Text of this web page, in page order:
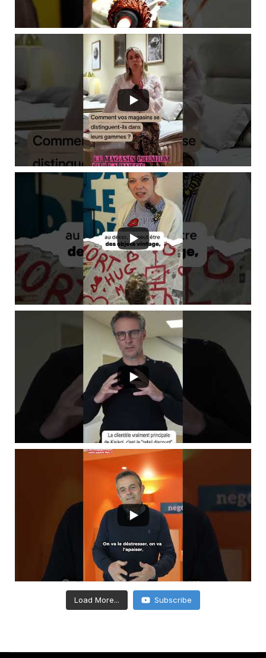
Load More... Subscribe